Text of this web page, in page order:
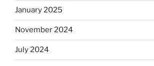
January 2025
November 2024
July 2024